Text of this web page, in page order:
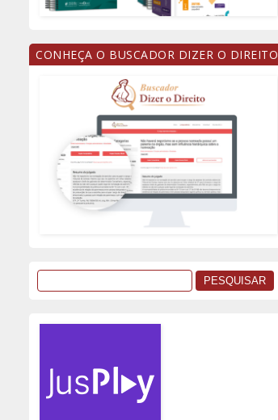
CONHEÇA O BUSCADOR DIZER O DIREITO